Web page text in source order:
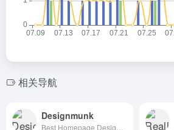
相关导航
Designmunk